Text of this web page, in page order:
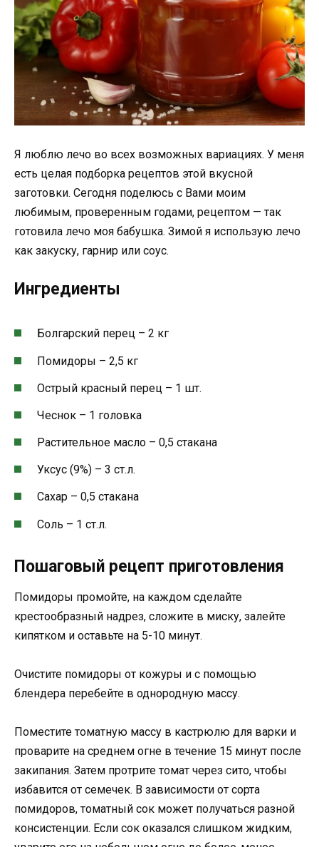
Я люблю лечо во всех возможных вариациях. У меня
есть целая подборка рецептов этой вкусной
заготовки. Сегодня поделюсь с Вами моим
любимым, проверенным годами, рецептом — так
готовила лечо моя бабушка. Зимой я использую лечо
как закуску, гарнир или соус.
Ингредиенты
Болгарский перец – 2 кг
Помидоры – 2,5 кг
Острый красный перец – 1 шт.
Чеснок – 1 головка
Растительное масло – 0,5 стакана
Уксус (9%) – 3 ст.л.
Сахар – 0,5 стакана
Соль – 1 ст.л.
Пошаговый рецепт приготовления
Помидоры промойте, на каждом сделайте
крестообразный надрез, сложите в миску, залейте
кипятком и оставьте на 5-10 минут.
Очистите помидоры от кожуры и с помощью
блендера перебейте в однородную массу.
Поместите томатную массу в кастрюлю для варки и
проварите на среднем огне в течение 15 минут после
закипания. Затем протрите томат через сито, чтобы
избавится от семечек. В зависимости от сорта
помидоров, томатный сок может получаться разной
консистенции. Если сок оказался слишком жидким,